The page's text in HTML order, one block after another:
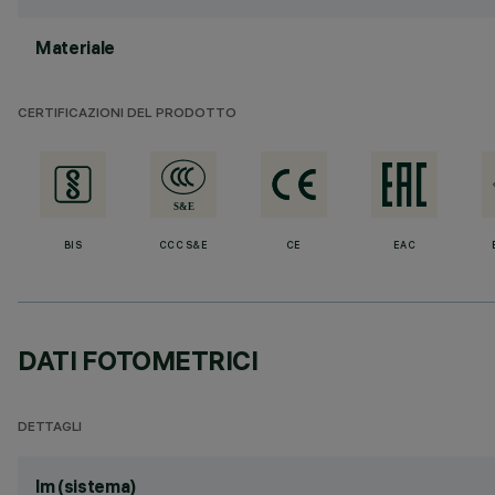
Materiale
CERTIFICAZIONI DEL PRODOTTO
BIS CCC S&E CE EAC
DATI FOTOMETRICI
DETTAGLI
lm (sistema)